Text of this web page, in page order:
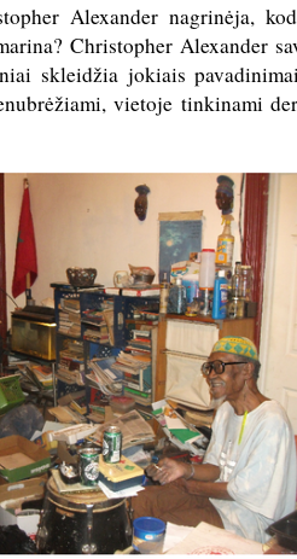
Alexander nagrinėja,
Christopher Alexander
skleidžia jokiais
vietoje tinkinami